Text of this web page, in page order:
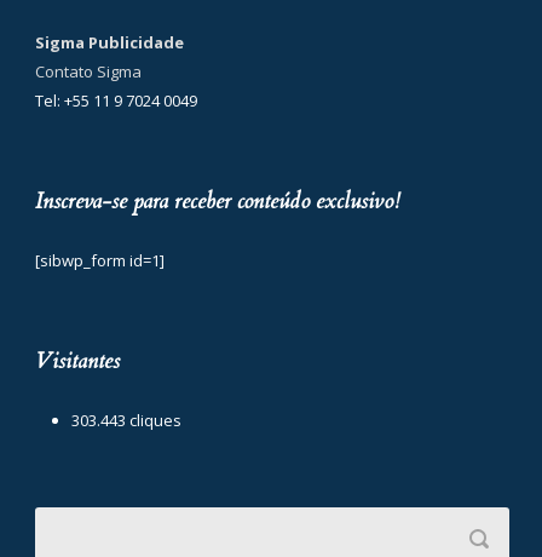
Sigma Publicidade
Contato Sigma
Tel: +55 11 9 7024 0049
Inscreva-se para receber conteúdo exclusivo!
[sibwp_form id=1]
Visitantes
303.443 cliques